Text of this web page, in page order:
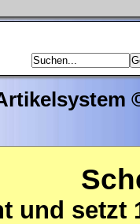
und setzt